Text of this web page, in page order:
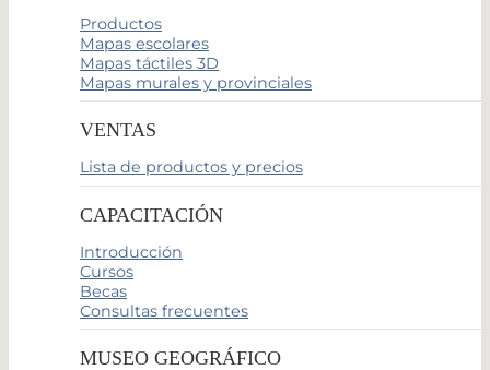
Productos
Mapas escolares
Mapas táctiles 3D
Mapas murales y provinciales
VENTAS
Lista de productos y precios
CAPACITACIÓN
Introducción
Cursos
Becas
Consultas frecuentes
MUSEO GEOGRÁFICO